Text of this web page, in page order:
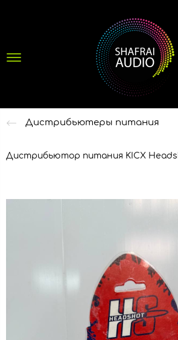
Дистрибьютеры питания
Дистрибьютор питания KICX